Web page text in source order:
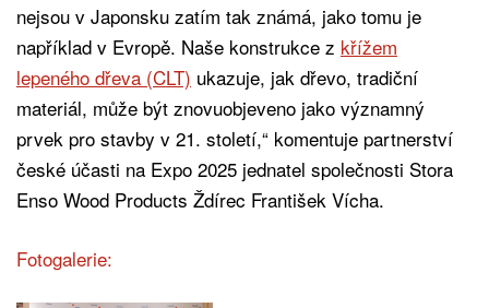
nejsou v Japonsku zatím tak známá, jako tomu je
například v Evropě. Naše konstrukce z křížem
lepeného dřeva (CLT) ukazuje, jak dřevo, tradiční
materiál, může být znovuobjeveno jako významný
prvek pro stavby v 21. století,“ komentuje partnerství
české účasti na Expo 2025 jednatel společnosti Stora
Enso Wood Products Ždírec František Vícha.
Fotogalerie: